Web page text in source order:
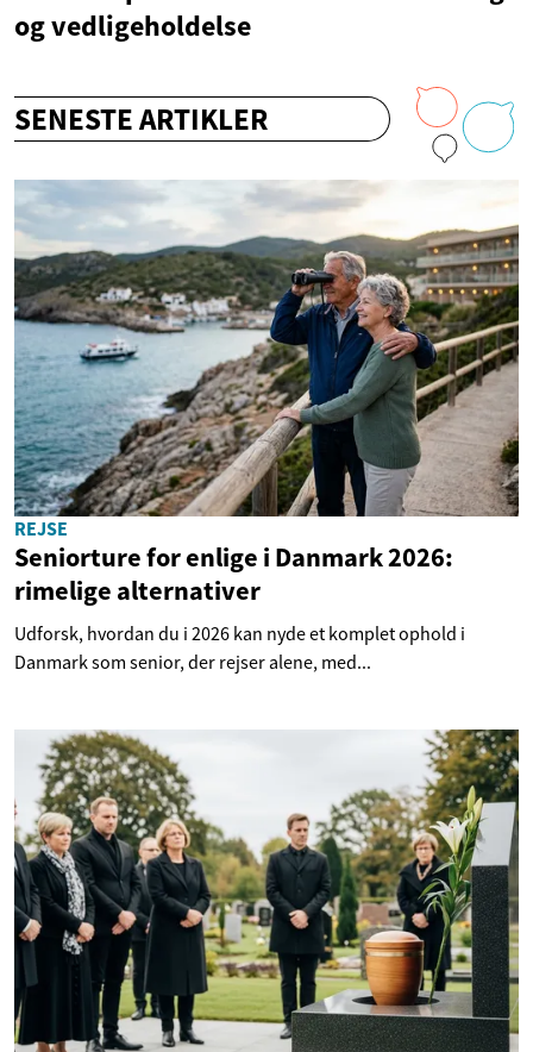
og vedligeholdelse
SENESTE ARTIKLER
REJSE
Seniorture for enlige i Danmark 2026:
rimelige alternativer
Udforsk, hvordan du i 2026 kan nyde et komplet ophold i
Danmark som senior, der rejser alene, med...